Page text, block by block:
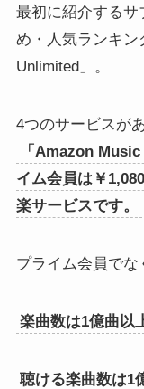
最初に紹介するサ
め・人気ランキン
Unlimited」。
4つのサービスが
「Amazon
イム会員は￥
楽サービスです。
プライム会員でな
楽曲数は1億曲以
聴ける楽曲数は1